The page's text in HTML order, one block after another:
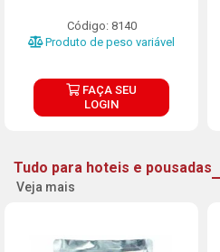
Código: 8140
Produto de peso variável
FAÇA SEU
LOGIN
Tudo para hoteis e pousadas
Veja mais